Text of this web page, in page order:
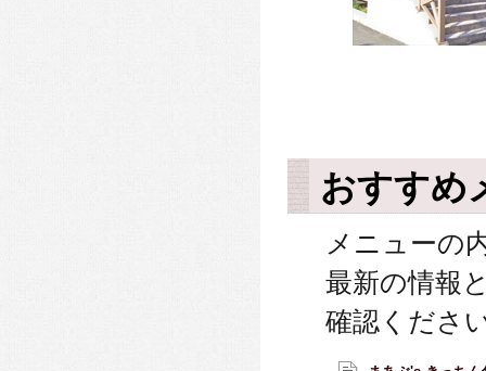
おすすめ
メニューの
最新の情報
確認くださ